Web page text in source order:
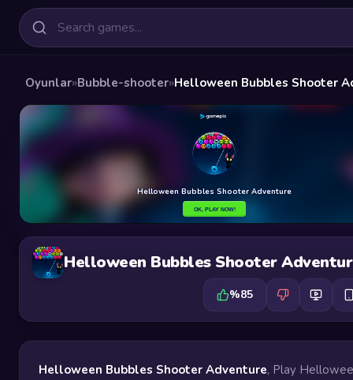
Oyunlar»Bubble-shooter»Helloween Bubbles Shooter
Helloween Bubbles Shooter
%85
Helloween Bubbles Shooter Adventure, Play